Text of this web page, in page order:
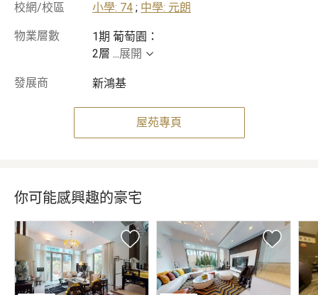
校網/校區
小學: 74 ; 中學: 元朗
物業層數
1期 葡萄園：
2層 ...展開
發展商 新鴻基
屋苑專頁
你可能感興趣的豪宅